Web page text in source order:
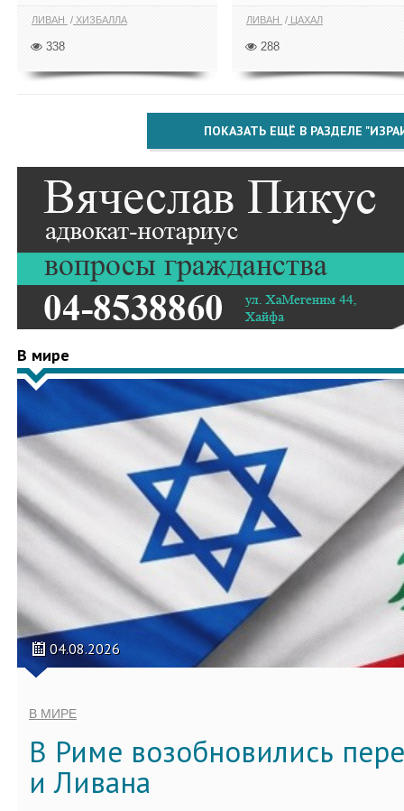
ЛИВАН ХИЗБАЛЛА
338
ЛИВАН ЦАХАЛ
288
ПОКАЗАТЬ ЕЩЁ В РАЗДЕЛЕ
В мире
04.08.2026
В МИРЕ
В Риме возобновились
и Ливана